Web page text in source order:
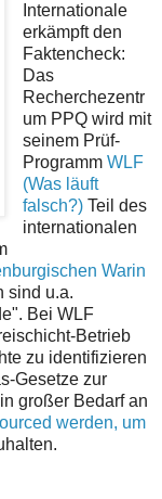
Internationale
erkämpft den
Faktencheck:
Das
Recherchezentr
um PPQ wird mit
seinem Prüf-
Programm WLF
(Was läuft
falsch?)Teil des
internationalen
Warin
sind u.a.
Bei WLF
Betrieb
zu identifizieren
Gesetze zur
großer Bedarf an
werden, um